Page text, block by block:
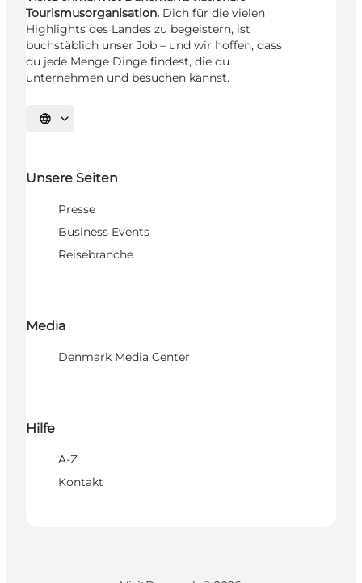
Tourismusorganisation. Dich für die vielen
Highlights des Landes zu begeistern, ist
buchstäblich unser Job – und wir hoffen, dass
du jede Menge Dinge findest, die du
unternehmen und besuchen kannst.
Sprache auswählen
Unsere Seiten
Presse
Business Events
Reisebranche
Media
Denmark Media Center
Hilfe
A-Z
Kontakt